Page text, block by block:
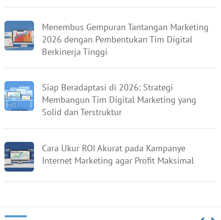
Menembus Gempuran Tantangan Marketing
2026 dengan Pembentukan Tim Digital
Berkinerja Tinggi
Siap Beradaptasi di 2026: Strategi
Membangun Tim Digital Marketing yang
Solid dan Terstruktur
Cara Ukur ROI Akurat pada Kampanye
Internet Marketing agar Profit Maksimal